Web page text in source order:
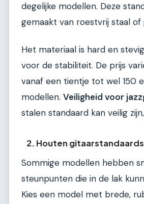
degelijke modellen. Deze
gemaakt van roestvrij staal of
Het materiaal is hard en
voor de stabiliteit. De prijs
vanaf een tientje tot wel 150
modellen. Veiligheid voor
stalen standaard kan veilig
2. Houten gitaarstandaards
Sommige modellen hebben
steunpunten die in de lak
Kies een model met brede,